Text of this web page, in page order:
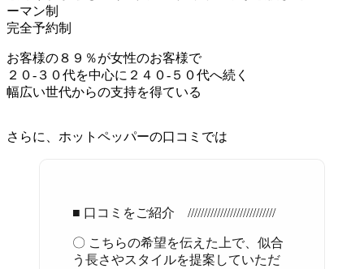
ーマン制
完全予約制
お客様の８９％が女性のお客様で
２０-３０代を中心に２４０-５０代へ続く
幅広い世代からの支持を得ている
さらに、ホットペッパーの口コミでは
■ 口コミをご紹介 ///////////////////////////
〇 こちらの希望を伝えた上で、似合
う長さやスタイルを提案していただ